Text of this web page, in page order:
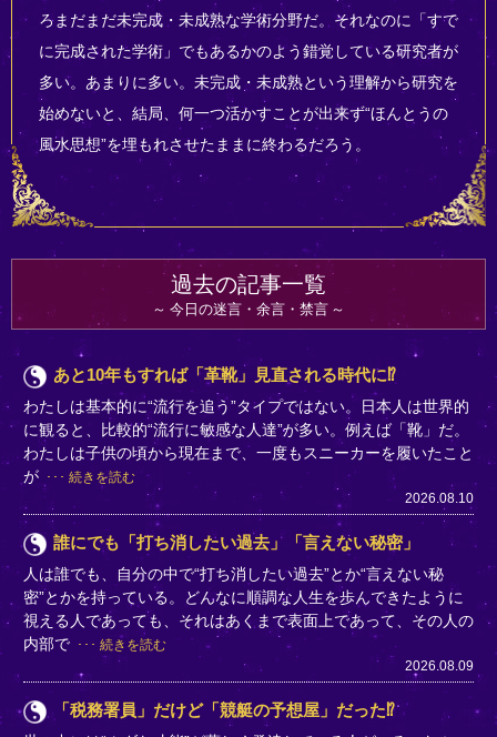
ろまだまだ未完成・未成熟な学術分野だ。それなのに「すで
に完成された学術」でもあるかのよう錯覚している研究者が
多い。あまりに多い。未完成・未成熟という理解から研究を
始めないと、結局、何一つ活かすことが出来ず“ほんとうの
風水思想”を埋もれさせたままに終わるだろう。
過去の記事一覧
今日の迷言・余言・禁言
あと10年もすれば「革靴」見直される時代に⁉
わたしは基本的に“流行を追う”タイプではない。日本人は世界的
に観ると、比較的“流行に敏感な人達”が多い。例えば「靴」だ。
わたしは子供の頃から現在まで、一度もスニーカーを履いたこと
が
続きを読む
2026.08.10
誰にでも「打ち消したい過去」「言えない秘密」
人は誰でも、自分の中で“打ち消したい過去”とか“言えない秘
密”とかを持っている。どんなに順調な人生を歩んできたように
視える人であっても、それはあくまで表面上であって、その人の
内部で
続きを読む
2026.08.09
「税務署員」だけど「競艇の予想屋」だった⁉